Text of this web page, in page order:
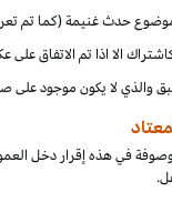
في البند 4(أ) من إقرار دخل العمولة هذا,
الا اذا تم الاتفاق
والذي لا يكون موجود على
في هذه إقرار دخل